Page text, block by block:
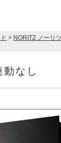
> NORITZ ノーリツ
なし